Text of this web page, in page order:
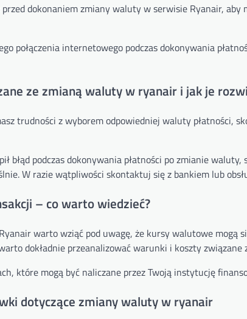
dokonaniem zmiany waluty w serwisie Ryanair, aby
połączenia internetowego podczas dokonywania
ze zmianą waluty w ryanair i jak je
trudności z wyborem odpowiedniej waluty płatności,
błąd podczas dokonywania płatności po zmianie
W razie wątpliwości skontaktuj się z bankiem lub
– co warto wiedzieć?
warto wziąć pod uwagę, że kursy walutowe mogą
dokładnie przeanalizować warunki i koszty
które mogą być naliczane przez Twoją instytucję
dotyczące zmiany waluty w ryanair